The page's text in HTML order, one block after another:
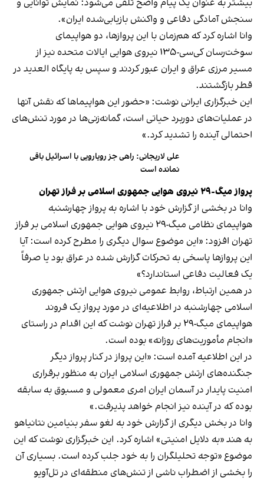
بیشتر به عنوان یک پیام واضح تلقی می‌شود: نمایش توانایی و
سنجش آمادگی دفاعی و واکنش بازیابی‌شده ایران».
وانا اشاره کرد که هم‌زمان با این پروازها، دو هواپیمای
سوخت‌رسان کی‌سی-۱۳۵ نیروی هوایی ایالات متحده نیز از
مسیر مرزی عراق و ایران عبور کردند و سپس به پایگاه العدید در
قطر بازگشتند.
این خبرگزاری ایرانی نوشت: «حضور این هواپیماها که نقش آنها
در عملیات‌های دوربرد حیاتی است، گمانه‌زنی‌ها در مورد تنش‌های
احتمالی آینده را تشدید کرد.»
علی لاریجانی: راهی جز رویارویی با اسرائیل باقی
نمانده است
پرواز میگ-۲۹ نیروی هوایی جمهوری اسلامی بر فراز تهران
وانا در بخشی از گزارش خود با اشاره به پرواز چهارشنبه
هواپیمای نظامی میگ-۲۹ نیروی هوایی جمهوری اسلامی بر فراز
تهران افزود: «این موضوع سوال دیگری را مطرح کرده است: آیا
این پروازها پاسخی به تحرکات گزارش شده در عراق بود یا صرفاً
یک فعالیت دفاعی استاندارد؟»
در همین ارتباط، روابط عمومی نیروی هوایی ارتش جمهوری
اسلامی چهارشنبه در اطلاعیه‌ای در مورد پرواز یک فروند
هواپیمای میگ-۲۹ بر فراز تهران نوشت که این اقدام در راستای
«انجام مأموریت‌های روزانه» بوده است.
در این اطلاعیه آمده است: «این پرواز در کنار پرواز دیگر
جنگنده‌های ارتش جمهوری اسلامی ایران به منظور برقراری
امنیت پایدار در آسمان ایران امری معمولی و مسبوق به سابقه
بوده که در آینده نیز انجام خواهد پذیرفت.»
وانا در بخش دیگری از گزارش خود به لغو سفر بنیامین نتانیاهو
به هند «به دلایل امنیتی» اشاره کرد. این خبرگزاری نوشت که این
موضوع «توجه تحلیلگران را به خود جلب کرده است. بسیاری آن
را بخشی از اضطراب ناشی از تنش‌های منطقه‌ای در تل‌آویو